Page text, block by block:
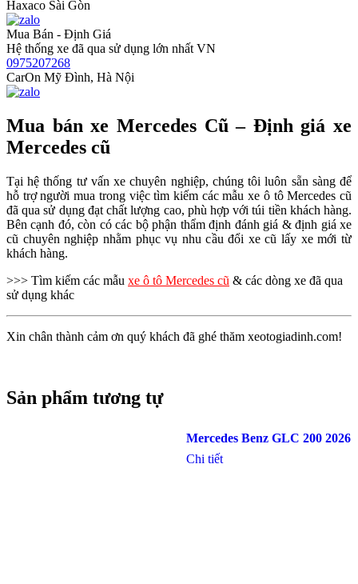
Haxaco Sài Gòn
Mua Bán - Định Giá
Hệ thống xe đã qua sử dụng lớn nhất VN
0975207268
CarOn Mỹ Đình, Hà Nội
Mua bán xe Mercedes Cũ – Định giá xe
Mercedes cũ
Tại hệ thống tư vấn xe chuyên nghiệp, chúng tôi luôn sẵn sàng để
hỗ trợ người mua trong việc tìm kiếm các mẫu xe ô tô Mercedes cũ
đã qua sử dụng đạt chất lượng cao, phù hợp với túi tiền khách hàng.
Bên cạnh đó, còn có các bộ phận thẩm định đánh giá & định giá xe
cũ chuyên nghiệp nhằm phục vụ nhu cầu đổi xe cũ lấy xe mới từ
khách hàng.
>>> Tìm kiếm các mẫu xe ô tô Mercedes cũ & các dòng xe đã qua
sử dụng khác
Xin chân thành cảm ơn quý khách đã ghé thăm xeotogiadinh.com!
Sản phẩm tương tự
Mercedes Benz GLC 200 2026
Chi tiết